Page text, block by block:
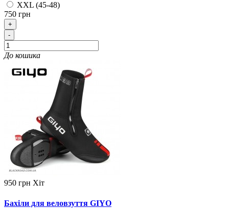
XXL (45-48)
750 грн
+
-
До кошика
950 грн Хіт
Бахіли для веловзуття GIYO